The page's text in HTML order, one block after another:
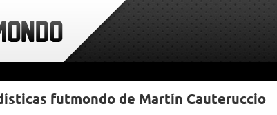
futmondo de Martín Cauteruccio